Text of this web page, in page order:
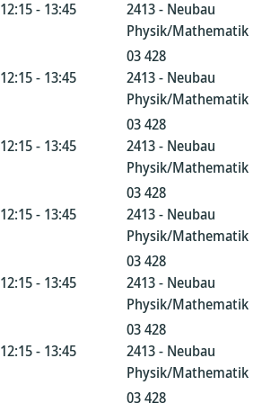
12:15 - 13:45
2413 - Neubau
Physik/Mathematik
12:15 - 13:45
03 428
2413 - Neubau
Physik/Mathematik
12:15 - 13:45
03 428
2413 - Neubau
Physik/Mathematik
12:15 - 13:45
03 428
2413 - Neubau
Physik/Mathematik
12:15 - 13:45
03 428
2413 - Neubau
Physik/Mathematik
12:15 - 13:45
03 428
2413 - Neubau
Physik/Mathematik
03 428